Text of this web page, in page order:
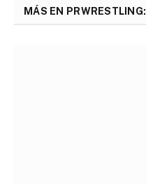
MÁS EN PRWRESTLING: